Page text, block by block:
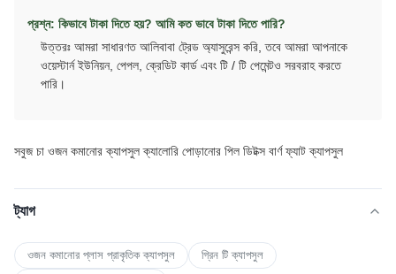
প্রশ্ন: কিভাবে টাকা দিতে হয়? আমি কত ভাবে টাকা দিতে পারি?
উত্তরঃ আমরা সাধারণত আলিবাবা ট্রেড অ্যাসুরেন্স করি, তবে আমরা আপনাকে
ওয়েস্টার্ন ইউনিয়ন, পেপল, ক্রেডিট কার্ড এবং টি / টি পেমেন্টও সরবরাহ করতে
পারি।
সবুজ চা ওজন কমানোর ক্যাপসুল ক্যালোরি পোড়ানোর পিল ডিটক্স বার্ণ ফ্যাট ক্যাপসুল
ট্যাগ
ওজন কমানোর প্লাস প্রাকৃতিক ক্যাপসুল
গ্রিন টি ক্যাপসুল